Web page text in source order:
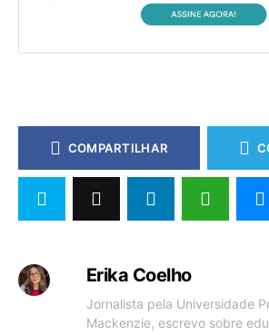
COMPARTILHAR
Erika Coelho
Jornalista pela Universidade
Mackenzie, escrevo sobre